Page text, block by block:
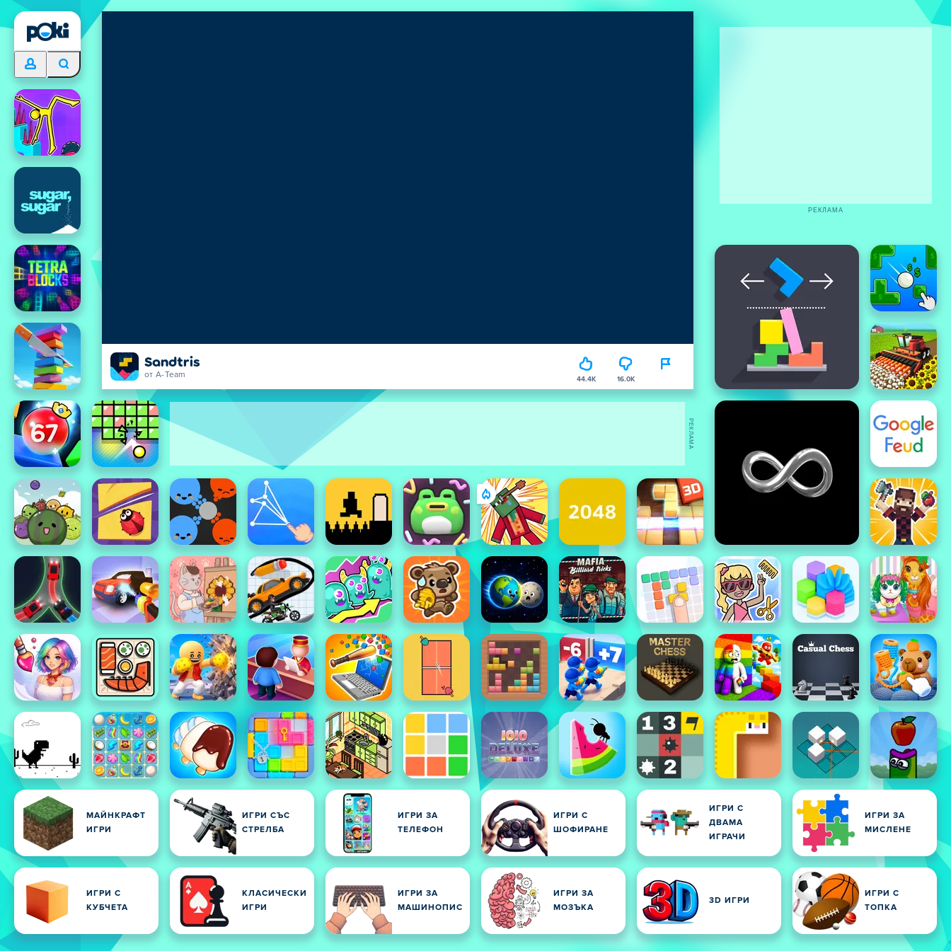
Sandtris
от A-Team 44.4K 16.0K
МАЙНКРАФТ
ИГРИ
ИГРИ СЪС
СТРЕЛБА
ИГРИ ЗА
ТЕЛЕФОН
ИГРИ С
ШОФИРАНЕ
ИГРИ С
ДВАМА
ИГРАЧИ
ИГРИ ЗА
МИСЛЕНЕ
ИГРИ С
КУБЧЕТА
КЛАСИЧЕСКИ
ИГРИ
ИГРИ ЗА
МАШИНОПИС
ИГРИ ЗА
МОЗЪКА
3D ИГРИ
ИГРИ С
ТОПКА
РЕКЛАМА
РЕКЛАМА